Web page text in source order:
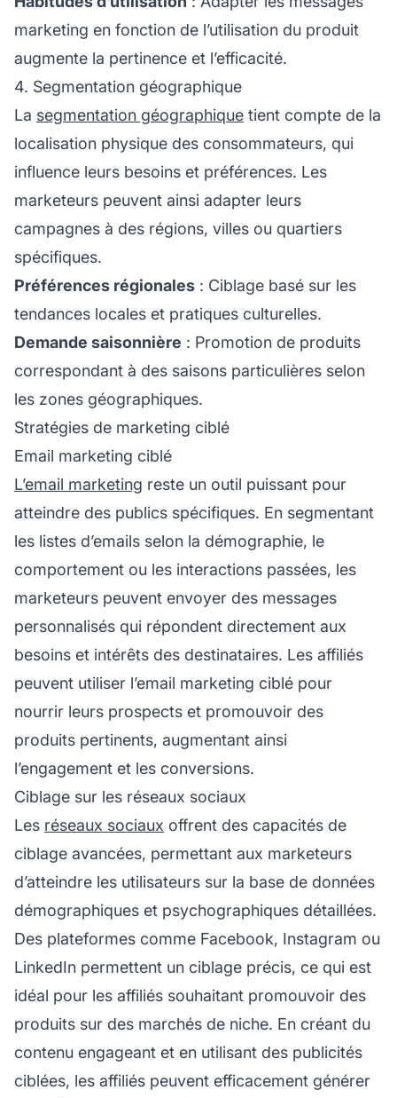
marketing en fonction de l’utilisation du produit
augmente la pertinence et l’efficacité.
4. Segmentation géographique
La segmentation géographique tient compte de la
localisation physique des consommateurs, qui
influence leurs besoins et préférences. Les
marketeurs peuvent ainsi adapter leurs
campagnes à des régions, villes ou quartiers
spécifiques.
Préférences régionales : Ciblage basé sur les
tendances locales et pratiques culturelles.
Demande saisonnière : Promotion de produits
correspondant à des saisons particulières selon
les zones géographiques.
Stratégies de marketing ciblé
Email marketing ciblé
L’email marketing reste un outil puissant pour
atteindre des publics spécifiques. En segmentant
les listes d’emails selon la démographie, le
comportement ou les interactions passées, les
marketeurs peuvent envoyer des messages
personnalisés qui répondent directement aux
besoins et intérêts des destinataires. Les affiliés
peuvent utiliser l’email marketing ciblé pour
nourrir leurs prospects et promouvoir des
produits pertinents, augmentant ainsi
l’engagement et les conversions.
Ciblage sur les réseaux sociaux
Les réseaux sociaux offrent des capacités de
ciblage avancées, permettant aux marketeurs
d’atteindre les utilisateurs sur la base de données
démographiques et psychographiques détaillées.
Des plateformes comme Facebook, Instagram ou
LinkedIn permettent un ciblage précis, ce qui est
idéal pour les affiliés souhaitant promouvoir des
produits sur des marchés de niche. En créant du
contenu engageant et en utilisant des publicités
ciblées, les affiliés peuvent efficacement générer